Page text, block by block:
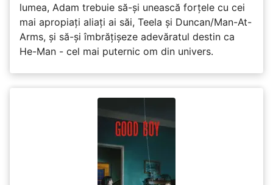
lumea, Adam trebuie să-și unească forțele cu cei
mai apropiați aliați ai săi, Teela și Duncan/Man-At-
Arms, și să-și îmbrățișeze adevăratul destin ca
He-Man - cel mai puternic om din univers.